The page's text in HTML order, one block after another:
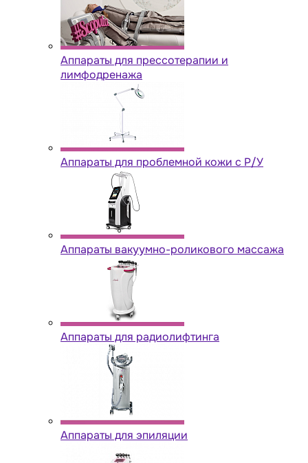
Аппараты для прессотерапии и
лимфодренажа
Аппараты для проблемной кожи с Р/У
Аппараты вакуумно-роликового массажа
Аппараты для радиолифтинга
Аппараты для эпиляции